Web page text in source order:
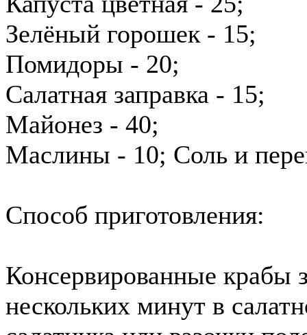
Зелёный горошек - 15;
Помидоры - 20;
Салатная заправка - 15;
Майонез - 40;
Маслины - 10; Соль и
Способ приготовления:
Консервированные крабы
нескольких минут в